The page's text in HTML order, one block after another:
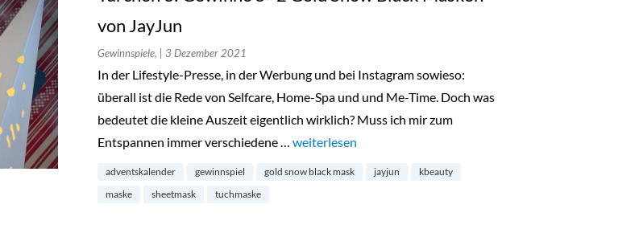
von JayJun
Gewinnspiele, | 3 Dezember 2021
In der Lifestyle-Presse, in der Werbung und bei Instagram sowieso:
überall ist die Rede von Selfcare, Home-Spa und und Me-Time. Doch was
bedeutet die kleine Auszeit eigentlich wirklich? Muss ich mir zum
Entspannen immer verschiedene … „Türchen 3: Gewinne 5×2 Gold Snow Black Masken von
weiterlesen
adventskalender gewinnspiel gold snow black mask jayjun
kbeauty
maske
sheetmask tuchmaske